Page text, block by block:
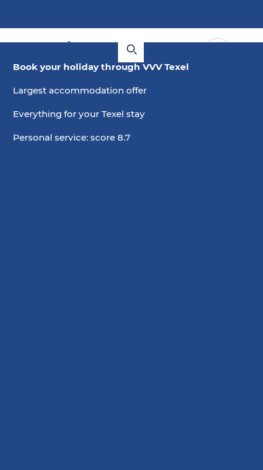
Book your holiday through VVV Texel
Largest accommodation offer
Everything for your Texel stay
Personal service: score 8.7